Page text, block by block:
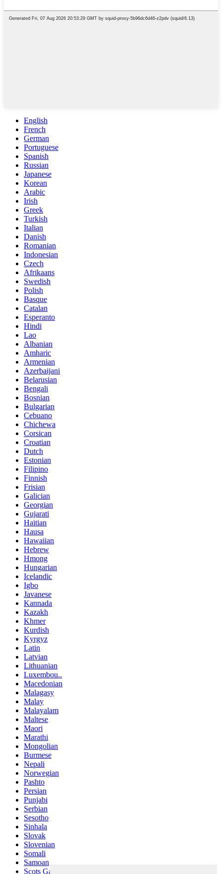
English
French
German
Portuguese
Spanish
Russian
Japanese
Korean
Arabic
Irish
Greek
Turkish
Italian
Danish
Romanian
Indonesian
Czech
Afrikaans
Swedish
Polish
Basque
Catalan
Esperanto
Hindi
Lao
Albanian
Amharic
Armenian
Azerbaijani
Belarusian
Bengali
Bosnian
Bulgarian
Cebuano
Chichewa
Corsican
Croatian
Dutch
Estonian
Filipino
Finnish
Frisian
Galician
Georgian
Gujarati
Haitian
Hausa
Hawaiian
Hebrew
Hmong
Hungarian
Icelandic
Igbo
Javanese
Kannada
Kazakh
Khmer
Kurdish
Kyrgyz
Latin
Latvian
Lithuanian
Luxembou..
Macedonian
Malagasy
Malay
Malayalam
Maltese
Maori
Marathi
Mongolian
Burmese
Nepali
Norwegian
Pashto
Persian
Punjabi
Serbian
Sesotho
Sinhala
Slovak
Slovenian
Somali
Samoan
Scots Gaelic